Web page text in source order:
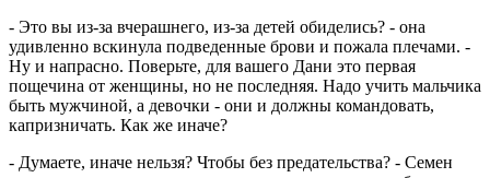
- Это вы из-за вчерашнего, из-за детей обиделись? - она
удивленно вскинула подведенные брови и пожала плечами. -
Ну и напрасно. Поверьте, для вашего Дани это первая
пощечина от женщины, но не последняя. Надо учить мальчика
быть мужчиной, а девочки - они и должны командовать,
капризничать. Как же иначе?
- Думаете, иначе нельзя? Чтобы без предательства? - Семен